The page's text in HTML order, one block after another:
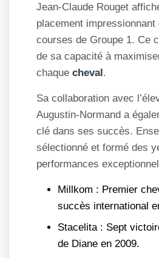
Jean-Claude Rouget
placement impressionnant
courses de Groupe 1. Ce
de sa capacité à
chaque cheval.
Sa collaboration avec
Augustin-Normand a
clé dans ses succès.
sélectionné et formé des
performances
Millkom : Premier
succès international
Stacelita : Sept
de Diane en 2009.